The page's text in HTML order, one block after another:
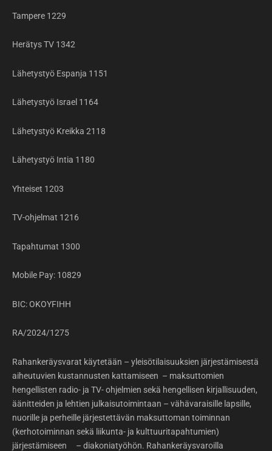
Tampere 1229
Herätys TV 1342
Lähetystyö Espanja 1151
Lähetystyö Israel 1164
Lähetystyö Kreikka 2118
Lähetystyö Intia 1180
Yhteiset 1203
TV-ohjelmat 1216
Tapahtumat 1300
Mobile Pay: 10829
BIC: OKOYFIHH
RA/2024/1275
Rahankeräysvarat käytetään – yleisötilaisuuksien järjestämisestä
aiheutuvien kustannusten kattamiseen – maksuttomien
hengellisten radio- ja TV- ohjelmien sekä hengellisen kirjallisuuden,
äänitteiden ja lehtien julkaisutoimintaan – vähävaraisille lapsille,
nuorille ja perheille järjestettävän maksuttoman toiminnan
(kerhotoiminnan sekä liikunta- ja kulttuuritapahtumien)
järjestämiseen – diakoniatyöhön. Rahankeräysvaroilla